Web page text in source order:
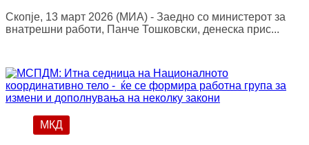
Скопје, 13 март 2026 (МИА) - Заедно со министерот за
внатрешни работи, Панче Тошковски, денеска прис...
МКД